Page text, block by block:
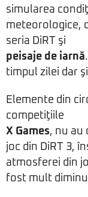
simularea
meteorologice,
seria DiRT şi
peisaje de iarnă
timpul zilei dar
Elemente din
competiţiile
X Games, nu au
joc din DiRT 3,
atmosferei din
fost mult